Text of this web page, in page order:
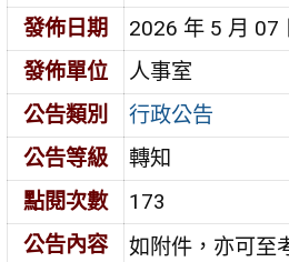
發佈日期
2026 年 5 月 07
發佈單位
人事室
公告類別
行政公告
公告等級
轉知
點閱次數
173
公告內容
如附件，亦可至